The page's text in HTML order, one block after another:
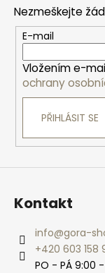
Nezmeškejte
E-mail
Vložením e-
ochrany
PŘIHLÁSIT SE
Kontakt
info@gora-
+420 603 158
PO - PÁ 9:00 -